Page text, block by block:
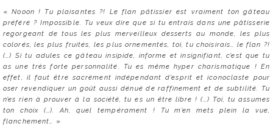
«Nooon ! Tu plaisantes ?! Le flan pâtissier est vraiment ton gâteau
préféré ? Impossible. Tu veux dire que si tu entrais dans une pâtisserie
regorgeant de tous les plus merveilleux desserts au monde, les plus
colorés, les plus fruités, les plus ornementés, toi, tu choisirais… le flan ?!
(…) Si tu adules ce gâteau insipide, informe et insignifiant, c’est que tu
as une très forte personnalité. Tu es même hyper charismatique ! En
effet, il faut être sacrément indépendant d’esprit et iconoclaste pour
oser revendiquer un goût aussi dénué de raffinement et de subtilité. Tu
n’es rien à prouver à la société, tu es un être libre ! (…) Toi, tu assumes
ton choix (…). Ah, quel tempérament ! Tu m’en mets plein la vue,
flanchement… »